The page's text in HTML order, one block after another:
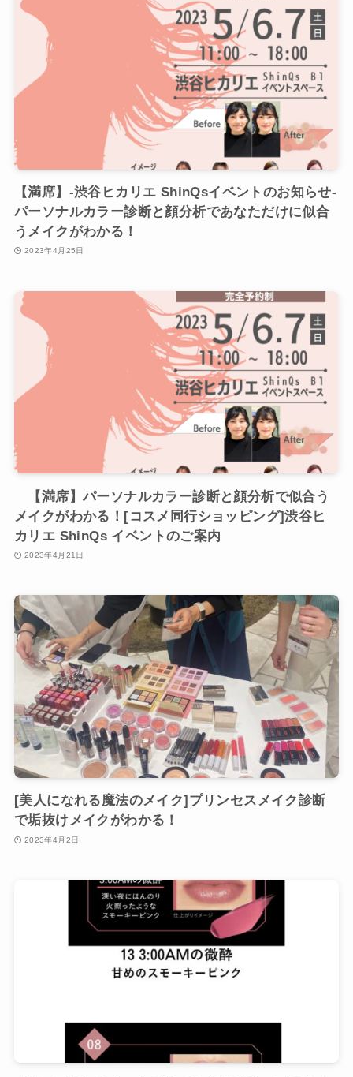
【満席】-渋谷ヒカリエ ShinQsイベントのお知らせ-
パーソナルカラー診断と顔分析であなただけに似合
うメイクがわかる！
2023年4月25日
【満席】パーソナルカラー診断と顔分析で似合う
メイクがわかる！[コスメ同行ショッピング]渋谷ヒ
カリエ ShinQs イベントのご案内
2023年4月21日
[美人になれる魔法のメイク]プリンセスメイク診断
で垢抜けメイクがわかる！
2023年4月2日